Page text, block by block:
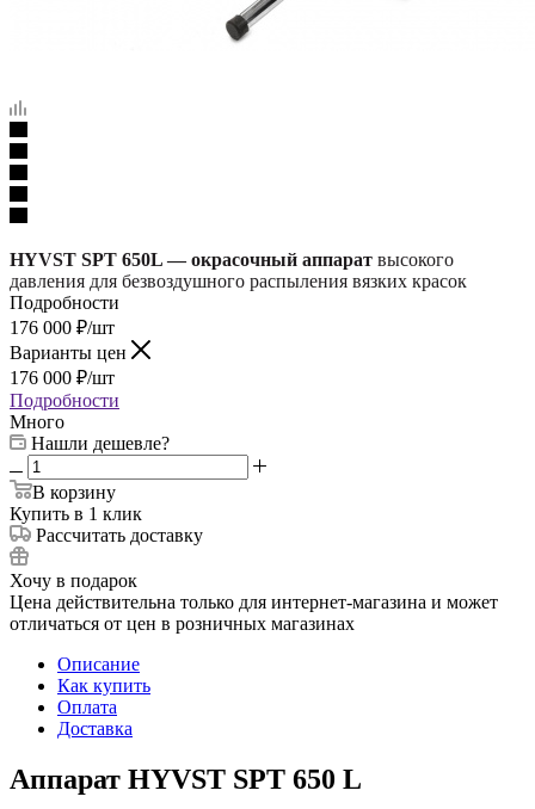
HYVST SPT 650L — окрасочный аппарат высокого
давления для безвоздушного распыления вязких красок
Подробности
176 000 ₽/шт
Варианты цен
176 000 ₽/шт
Подробности
Много
Нашли дешевле?
В корзину
Купить в 1 клик
Рассчитать доставку
Хочу в подарок
Цена действительна только для интернет-магазина и может
отличаться от цен в розничных магазинах
Описание
Как купить
Оплата
Доставка
Аппарат HYVST SPT 650 L